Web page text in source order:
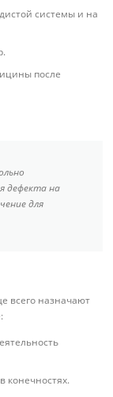
системы и на
после
дефекта на
для
всего назначают
конечностях.